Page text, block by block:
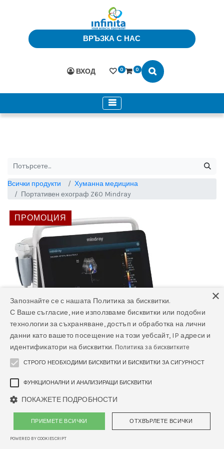
ВРЪЗКА С НАС
ВХОД 0 0
Всички продукти
Хуманна медицина
Портативен ехограф Z60 Mindray
ПРОМОЦИЯ
×
Запознайте се с нашата Политика за бисквитки.
С Ваше съгласие, ние използваме бисквитки или подобни
технологии за съхраняване, достъп и обработка на лични
данни като вашето посещение на този уебсайт, IP адреси и
идентификатори на бисквитки. Политика за бисквитките
СТРОГО НЕОБХОДИМИ БИСКВИТКИ И БИСКВИТКИ ЗА СИГУРНОСТ
ФУНКЦИОНАЛНИ И АНАЛИЗИРАЩИ БИСКВИТКИ
ПОКАЖЕТЕ ПОДРОБНОСТИ
ПРИЕМЕТЕ ВСИЧКИ ОТХВЪРЛЕТЕ ВСИЧКИ
POWERED BY COOKIESCRIPT